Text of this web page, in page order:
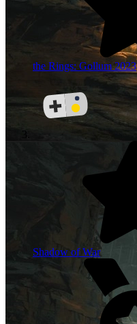
the Rings: Gollum2023
Shadow of War